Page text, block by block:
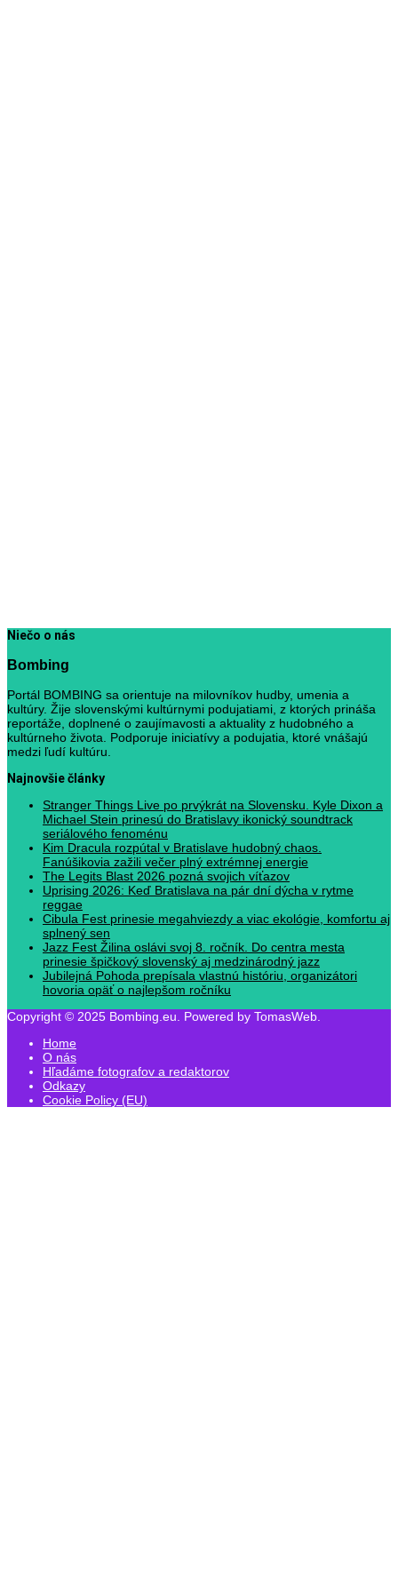
Niečo o nás
Bombing
Portál BOMBING sa orientuje na milovníkov hudby, umenia a
kultúry. Žije slovenskými kultúrnymi podujatiami, z ktorých prináša
reportáže, doplnené o zaujímavosti a aktuality z hudobného a
kultúrneho života. Podporuje iniciatívy a podujatia, ktoré vnášajú
medzi ľudí kultúru.
Najnovšie články
Stranger Things Live po prvýkrát na Slovensku. Kyle Dixon a
Michael Stein prinesú do Bratislavy ikonický soundtrack
seriálového fenoménu
Kim Dracula rozpútal v Bratislave hudobný chaos.
Fanúšikovia zažili večer plný extrémnej energie
The Legits Blast 2026 pozná svojich víťazov
Uprising 2026: Keď Bratislava na pár dní dýcha v rytme
reggae
Cibula Fest prinesie megahviezdy a viac ekológie, komfortu aj
splnený sen
Jazz Fest Žilina oslávi svoj 8. ročník. Do centra mesta
prinesie špičkový slovenský aj medzinárodný jazz
Jubilejná Pohoda prepísala vlastnú históriu, organizátori
hovoria opäť o najlepšom ročníku
Copyright © 2025 Bombing.eu. Powered by TomasWeb.
Home
O nás
Hľadáme fotografov a redaktorov
Odkazy
Cookie Policy (EU)